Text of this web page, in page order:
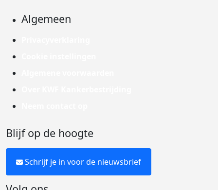
Algemeen
Blijf op de hoogte
Schrijf je in voor de nieuwsbrief